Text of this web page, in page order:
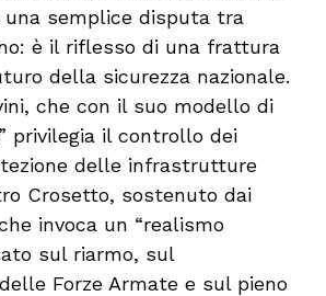
una semplice disputa tra
è il riflesso di una frattura
della sicurezza nazionale.
che con il suo modello di
privilegia il controllo dei
delle infrastrutture
Crosetto, sostenuto dai
invoca un “realismo
sul riarmo, sul
Forze Armate e sul pieno